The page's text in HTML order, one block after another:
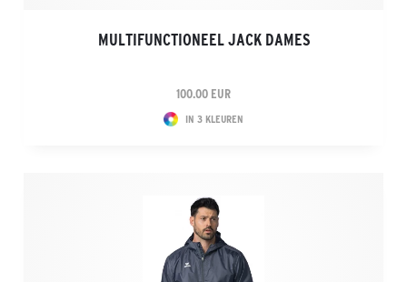
MULTIFUNCTIONEEL JACK DAMES
100.00 EUR
IN 3 KLEUREN